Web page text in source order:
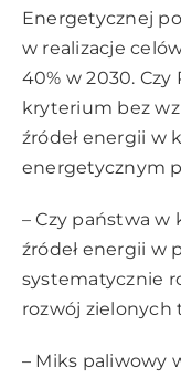
Energetycznej
w realizacje
40% w 2030.
kryterium bez
źródeł energii w
energetycznym
– Czy państwa
źródeł energii w
systematycznie
rozwój zielonych
– Miks paliwowy